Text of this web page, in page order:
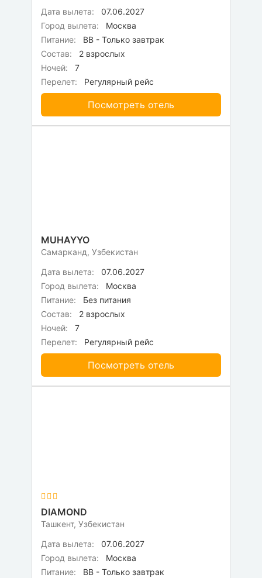
Дата вылета:
07.06.2027
Город вылета:
Москва
Питание:
BB - Только завтрак
Состав:
2 взрослых
Ночей:
7
Перелет:
Регулярный рейс
Посмотреть отель
MUHAYYO
Самарканд, Узбекистан
Дата вылета:
07.06.2027
Город вылета:
Москва
Питание:
Без питания
Состав:
2 взрослых
Ночей:
7
Перелет:
Регулярный рейс
Посмотреть отель
DIAMOND
Ташкент, Узбекистан
Дата вылета:
07.06.2027
Город вылета:
Москва
Питание:
BB - Только завтрак